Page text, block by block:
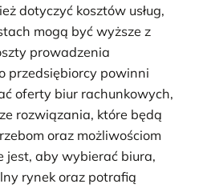
dotyczyć kosztów usług,
mogą być wyższe z
prowadzenia
przedsiębiorcy powinni
oferty biur rachunkowych,
rozwiązania, które będą
oraz możliwościom
jest, aby wybierać biura,
rynek oraz potrafią